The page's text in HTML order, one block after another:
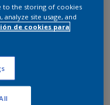
pintura
Calcular
to the storing of cookies
site usage, and
de cookies para